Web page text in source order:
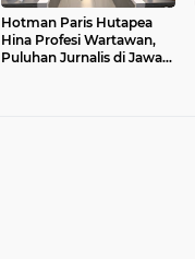
Hotman Paris Hutapea
Hina Profesi Wartawan,
Puluhan Jurnalis di Jawa